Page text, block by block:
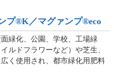
プ®K／マグァンプ®eco
緑化、公園、学校、工場緑
ルドフラワーなど）や芝生、
く使用され、都市緑化用肥料